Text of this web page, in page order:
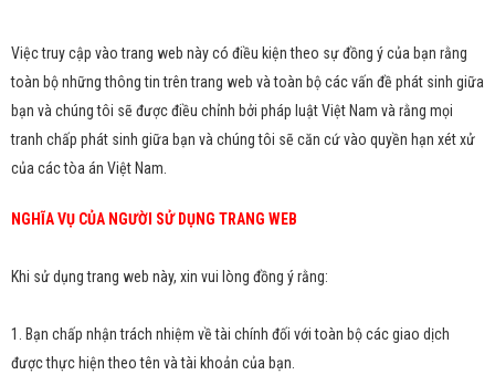
Việc truy cập vào trang web này có điều kiện theo sự đồng ý của bạn rằng
toàn bộ những thông tin trên trang web và toàn bộ các vấn đề phát sinh giữa
bạn và chúng tôi sẽ được điều chỉnh bởi pháp luật Việt Nam và rằng mọi
tranh chấp phát sinh giữa bạn và chúng tôi sẽ căn cứ vào quyền hạn xét xử
của các tòa án Việt Nam.
NGHĨA VỤ CỦA NGƯỜI SỬ DỤNG TRANG WEB
Khi sử dụng trang web này, xin vui lòng đồng ý rằng:
1. Bạn chấp nhận trách nhiệm về tài chính đối với toàn bộ các giao dịch
được thực hiện theo tên và tài khoản của bạn.